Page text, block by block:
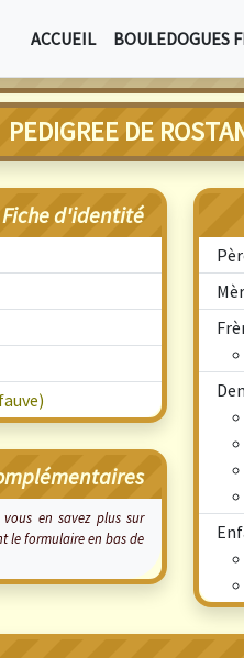
ACCUEIL BOULEDOGUES
PEDIGREE DE
Fiche d'identité
en savez plus sur
le formulaire en bas de